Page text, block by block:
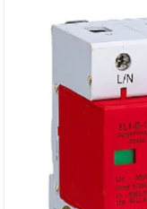
(MC) en
GB18802.1/